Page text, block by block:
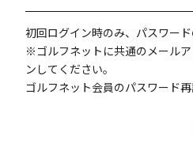
初回ログイン時のみ、パスワー
※ゴルフネットに共通のメール
ンしてください。
ゴルフネット会員のパスワード再